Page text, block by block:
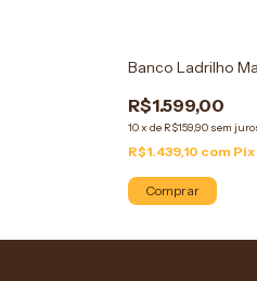
Banco Ladrilho
R$1.599,00
10x de R$159,90 sem
R$1.439,10 com Pix
Comprar